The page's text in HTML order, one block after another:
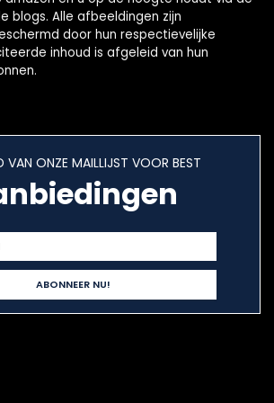
blogs. Alle afbeeldingen zijn
door hun respectievelijke
inhoud is afgeleid van hun
VAN ONZE MAILLIJST VOOR BEST